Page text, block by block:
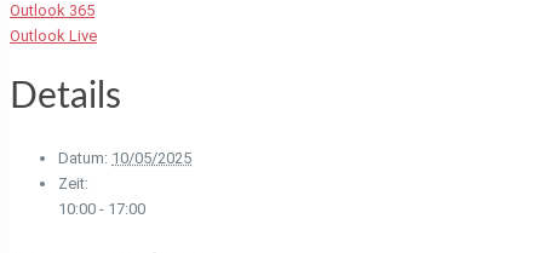
Outlook 365
Outlook Live
Details
Datum: 10/05/2025
Zeit:
10:00 - 17:00